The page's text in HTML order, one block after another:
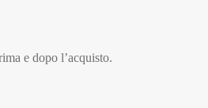
e dopo l’acquisto.